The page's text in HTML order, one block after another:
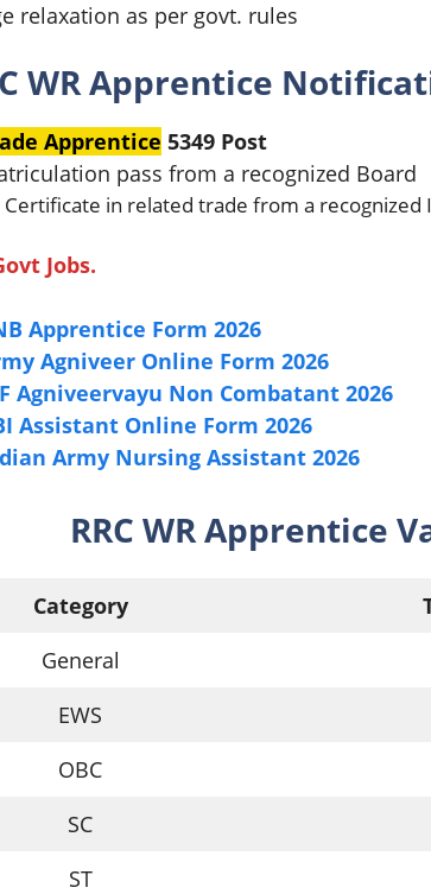
relaxation as per govt. rules
WR Apprentice
Apprentice 5349 Post
pass from a recognized Board
Certificate in related trade from a recognized
Jobs.
Apprentice Form 2026
Agniveer Online Form 2026
Agniveervayu Non Combatant 2026
Assistant Online Form 2026
Army Nursing Assistant 2026
RRC WR Apprentice
Category
General
EWS
OBC
SC
ST